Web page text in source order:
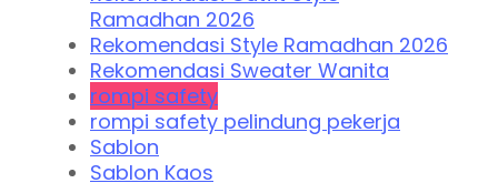
Ramadhan 2026
Rekomendasi Style Ramadhan 2026
Rekomendasi Sweater Wanita
rompi safety
rompi safety pelindung pekerja
Sablon
Sablon Kaos